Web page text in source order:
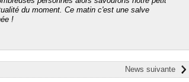
du moment. Ce matin c'est une salve
!
News suivante